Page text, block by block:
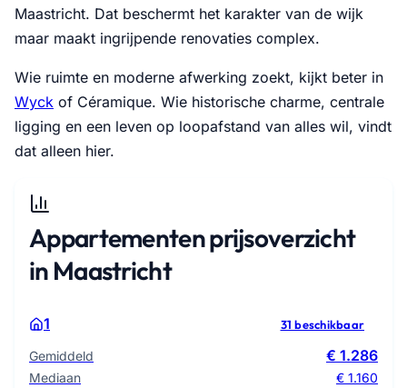
Maastricht. Dat beschermt het karakter van de wijk
maar maakt ingrijpende renovaties complex.
Wie ruimte en moderne afwerking zoekt, kijkt beter in
Wyck of Céramique. Wie historische charme, centrale
ligging en een leven op loopafstand van alles wil, vindt
dat alleen hier.
Appartementen prijsoverzicht
in Maastricht
1 31 beschikbaar
Gemiddeld € 1.286
Mediaan
€ 1.160